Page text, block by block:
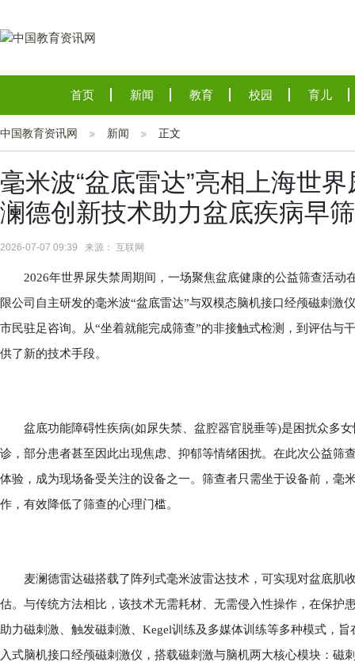
首页 新闻 教育 校园 育儿
中国教育资讯网 新闻 正文
毫米波“盆底雷达”亮相上海世
澜德创新技术助力盆底疾病早
2026-07-07 09:39 来源： 互联网
2026年世界尿失禁周期间，一场聚焦盆底健康的公益筛查活动
限公司自主研发的毫米波“盆底雷达”与双模态脑机接口经颅磁刺
市民驻足咨询。从“坐着就能完成筛查”的非接触式检测，到评估与
供了新的技术手段。
盆底功能障碍性疾病(如尿失禁、盆腔器官脱垂等)是困扰众多女
诊，部分患者甚至因此出现焦虑、抑郁等情绪困扰。在此次公益筛
体验，成为现场备受关注的设备之一。筛查者只需坐于设备前，毫
作，有效降低了筛查的心理门槛。
麦澜德雷达磁搭载了阵列式毫米波雷达技术，可实现对盆底肌
估。与传统方法相比，该技术无需耗材、无需侵入性操作，在保护
助力磁刺激、触发磁刺激、Kegel训练及多媒体训练等多种模式，
入式脑机接口经颅磁刺激仪，搭载磁刺激与脑机两大核心模块：